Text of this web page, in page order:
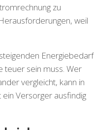
zu
weil
Energiebedarf
teuer sein muss. Wer
vergleicht, kann in
Versorger ausfindig